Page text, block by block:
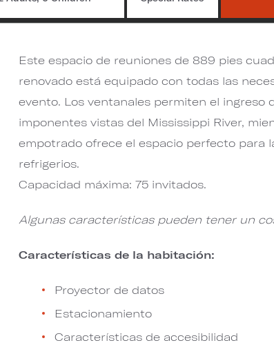
Este espacio de reuniones de 889 pies
renovado está equipado con todas las
evento. Los ventanales permiten el ingreso
imponentes vistas del Mississippi River,
empotrado ofrece el espacio perfecto para
refrigerios.
Capacidad máxima: 75 invitados.
Algunas características pueden tener un
Características de la habitación:
Proyector de datos
Estacionamiento
Características de accesibilidad